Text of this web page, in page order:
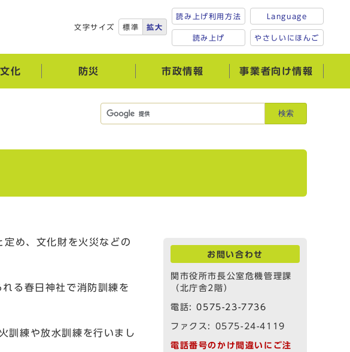
文字サイズ 標準 拡大
読み上げ利用方法
読み上げ
Language
やさしいにほんご
化 防災 市政情報 事業者向け情報
検索
め、文化財を火災などの
る春日神社で消防訓練を
訓練や放水訓練を行いまし
お問い合わせ
関市役所市長公室危機管理課
（北庁舎2階）
電話:0575-23-7736
ファクス: 0575-24-4119
電話番号のかけ間違いにご注